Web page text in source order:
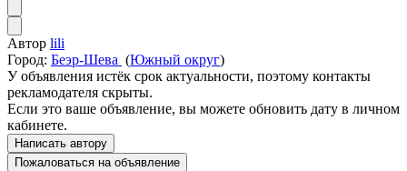
Автор lili
Город: Беэр-Шева (Южный округ)
У объявления истёк срок актуальности, поэтому контакты
рекламодателя скрыты.
Если это ваше объявление, вы можете обновить дату в личном
кабинете.
Написать автору
Пожаловаться на объявление